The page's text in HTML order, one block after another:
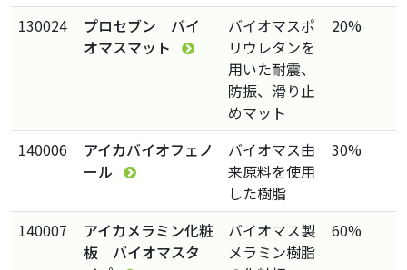
130024
プロセブン バイ
オマスマット
バイオマスポ
リウレタンを
用いた耐震、
防振、滑り止
めマット
20%
140006
アイカバイオフェノ
ール
バイオマス由
来原料を使用
した樹脂
30%
140007
アイカメラミン化粧
板 バイオマスタ
バイオマス製
メラミン樹脂
60%